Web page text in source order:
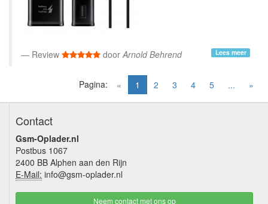
Review doorArnold Behrend Lees meer
« 1 (current)
2 3 4 5 ... »
Pagina:
Contact
Gsm-Oplader.nl
Postbus 1067
2400 BB Alphen aan den Rijn
E-Mail: info@gsm-oplader.nl
Neem contact met ons op